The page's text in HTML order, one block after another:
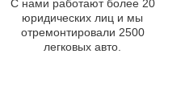
С нами работают более 20
юридических лиц и мы
отремонтировали 2500
легковых авто.